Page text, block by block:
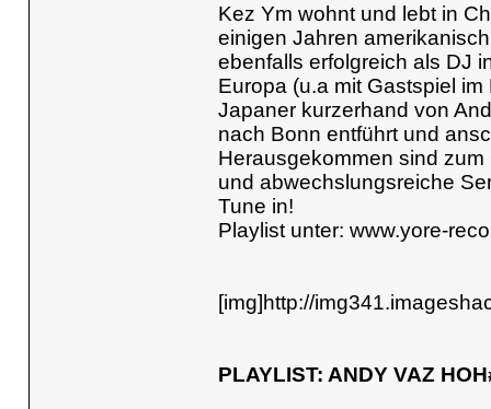
Kez Ym wohnt und lebt in
einigen Jahren
ebenfalls erfolgreich als DJ
Europa (u.a mit Gastspiel
Japaner kurzerhand von
nach Bonn entführt und
Herausgekommen sind
und abwechslungsreiche
Tune in!
Playlist unter: www.yore-
[img]http://
PLAYLIST: ANDY VAZ